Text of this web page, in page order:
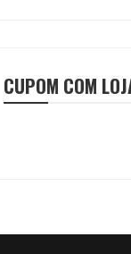
CUPOM COM